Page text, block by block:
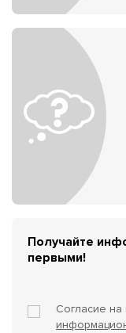
Получайте
первыми!
Согласие